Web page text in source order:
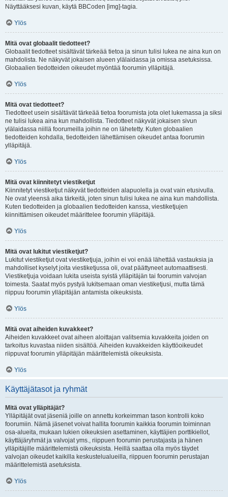
Näyttääksesi kuvan, käytä BBCoden [img]-tagia.
Ylös
Mitä ovat globaalit tiedotteet?
Globaalit tiedotteet sisältävät tärkeää tietoa ja sinun tulisi lukea ne aina kun on
mahdolista. Ne näkyvät jokaisen alueen ylälaidassa ja omissa asetuksissa.
Globaalien tiedotteiden oikeudet myöntää foorumin ylläpitäjä.
Ylös
Mitä ovat tiedotteet?
Tiedotteet usein sisältävät tärkeää tietoa foorumista jota olet lukemassa ja siksi
ne tulisi lukea aina kun mahdollista. Tiedotteet näkyvät jokaisen sivun
ylälaidassa niillä foorumeilla joihin ne on lähetetty. Kuten globaalien
tiedotteiden kohdalla, tiedotteiden lähettämisen oikeudet antaa foorumin
ylläpitäjä.
Ylös
Mitä ovat kiinnitetyt viestiketjut
Kiinnitetyt viestiketjut näkyvät tiedotteiden alapuolella ja ovat vain etusivulla.
Ne ovat yleensä aika tärkeitä, joten sinun tulisi lukea ne aina kun mahdollista.
Kuten tiedotteiden ja globaalien tiedotteiden kanssa, viestiketjujen
kiinnittämisen oikeudet määrittelee foorumin ylläpitäjä.
Ylös
Mitä ovat lukitut viestiketjut?
Lukitut viestiketjut ovat viestiketjuja, joihin ei voi enää lähettää vastauksia ja
mahdolliset kyselyt joita viestiketjussa oli, ovat päättyneet automaattisesti.
Viestiketjuja voidaan lukita useista syistä ylläpitäjän tai foorumin valvojan
toimesta. Saatat myös pystyä lukitsemaan oman viestiketjusi, mutta tämä
riippuu foorumin ylläpitäjän antamista oikeuksista.
Ylös
Mitä ovat aiheiden kuvakkeet?
Aiheiden kuvakkeet ovat aiheen aloittajan valitsemia kuvakkeita joiden on
tarkoitus kuvastaa niiden sisältöä. Aiheiden kuvakkeiden käyttöoikeudet
riippuvat foorumin ylläpitäjän määrittelemistä oikeuksista.
Ylös
Käyttäjätasot ja ryhmät
Mitä ovat ylläpitäjät?
Ylläpitäjät ovat jäseniä joille on annettu korkeimman tason kontrolli koko
foorumiin. Nämä jäsenet voivat hallita foorumin kaikkia foorumin toiminnan
osa-alueita, mukaan lukien oikeuksien asettaminen, käyttäjien porttikiellot,
käyttäjäryhmät ja valvojat yms., riippuen foorumin perustajasta ja hänen
ylläpitäjille määrittelemistä oikeuksista. Heillä saattaa olla myös täydet
valvojan oikeudet kaikilla keskustelualueilla, riippuen foorumin perustajan
määrittelemistä asetuksista.
Ylös